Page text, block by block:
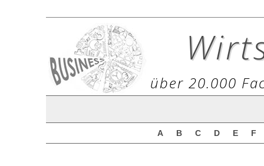
über 20.000
A B C D E F